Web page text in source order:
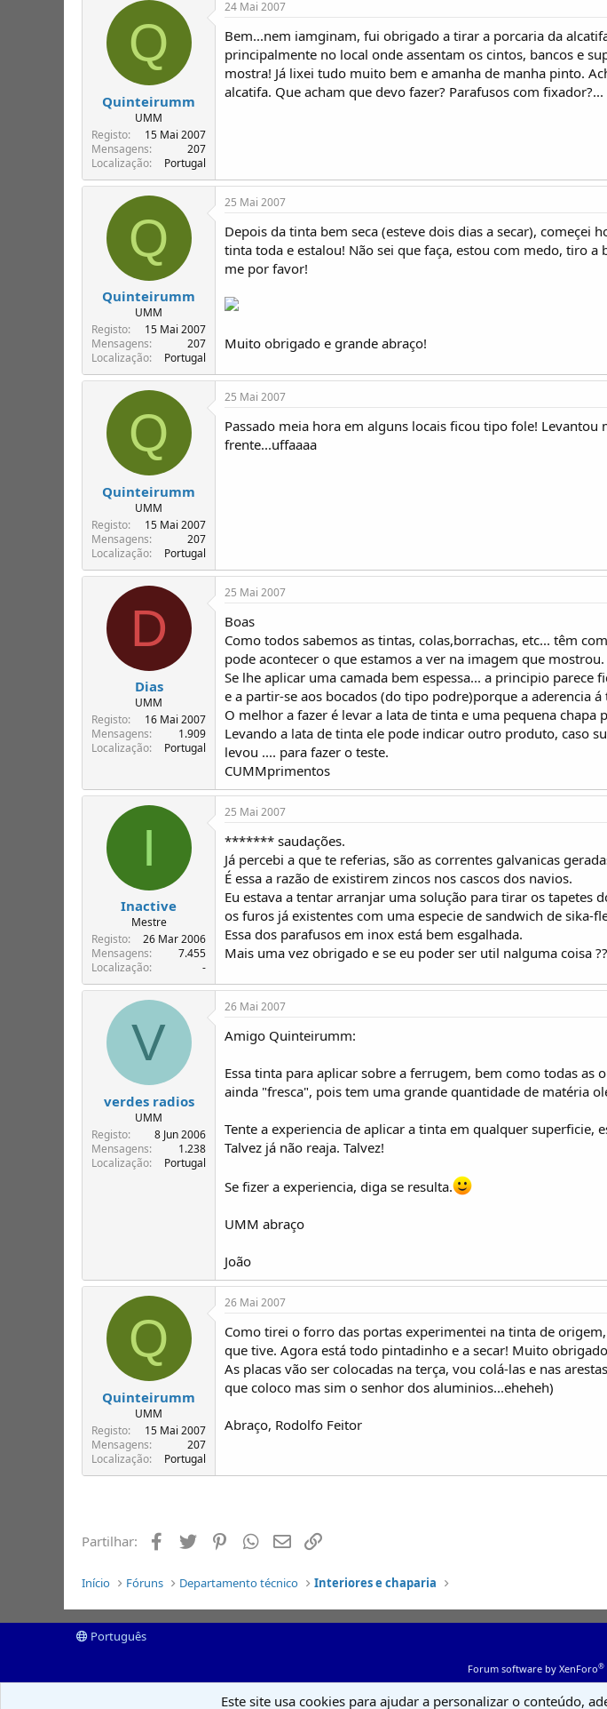
Q
Quinteirumm
UMM
Registo
15 Mai 2007
Mensagens
207
Localização
Portugal
24 Mai 2007
Bem...nem iamginam, fui obrigado a tirar a porcaria da
principalmente no local onde assentam os cintos, bancos e
mostra! Já lixei tudo muito bem e amanha de manha pinto.
alcatifa. Que acham que devo fazer? Parafusos com fixador?...
Q
Quinteirumm
UMM
Registo
15 Mai 2007
Mensagens
207
Localização
Portugal
25 Mai 2007
Depois da tinta bem seca (esteve dois dias a secar), começei
tinta toda e estalou! Não sei que faça, estou com medo, tiro
me por favor!
Muito obrigado e grande abraço!
Q
Quinteirumm
UMM
Registo
15 Mai 2007
Mensagens
207
Localização
Portugal
25 Mai 2007
Passado meia hora em alguns locais ficou tipo fole!
frente...uffaaaa
D
Dias
UMM
Registo
16 Mai 2007
Mensagens
1.909
Localização
Portugal
25 Mai 2007
Boas
Como todos sabemos as tintas, colas,borrachas, etc... têm
pode acontecer o que estamos a ver na imagem que mostrou.
Se lhe aplicar uma camada bem espessa... a principio
e a partir-se aos bocados (do tipo podre)porque a aderencia
O melhor a fazer é levar a lata de tinta e uma pequena
Levando a lata de tinta ele pode indicar outro produto, caso
levou .... para fazer o teste.
CUMMprimentos
I
Inactive
Mestre
Registo
26 Mar 2006
Mensagens
7.455
Localização
-
25 Mai 2007
******* saudações.
Já percebi a que te referias, são as correntes galvanicas
É essa a razão de existirem zincos nos cascos dos navios.
Eu estava a tentar arranjar uma solução para tirar os
os furos já existentes com uma especie de sandwich de sika-
Essa dos parafusos em inox está bem esgalhada.
Mais uma vez obrigado e se eu poder ser util nalguma coisa
V
verdes radios
UMM
Registo
8 Jun 2006
Mensagens
1.238
Localização
Portugal
26 Mai 2007
Amigo Quinteirumm:
Essa tinta para aplicar sobre a ferrugem, bem como todas
ainda "fresca", pois tem uma grande quantidade de matéria
Tente a experiencia de aplicar a tinta em qualquer superficie,
Talvez já não reaja. Talvez!
Se fizer a experiencia, diga se resulta.
UMM abraço
João
Q
Quinteirumm
UMM
Registo
15 Mai 2007
Mensagens
207
Localização
Portugal
26 Mai 2007
Como tirei o forro das portas experimentei na tinta de
que tive. Agora está todo pintadinho e a secar! Muito
As placas vão ser colocadas na terça, vou colá-las e nas
que coloco mas sim o senhor dos aluminios...eheheh)
Abraço, Rodolfo Feitor
Partilhar: Facebook
Twitter PinterestWhatsapp
Email
Início Fóruns Departamento técnico Interiores e chaparia
Português
Forum software by XenForo®
Este site usa cookies para ajudar a personalizar o conteúdo,